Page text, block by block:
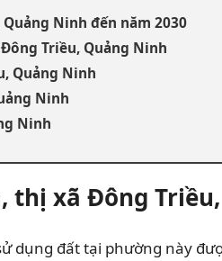
Ninh đến năm 2030
Triều, Quảng Ninh
Quảng Ninh
Ninh
Ninh
xã Đông
dụng đất tại phường này